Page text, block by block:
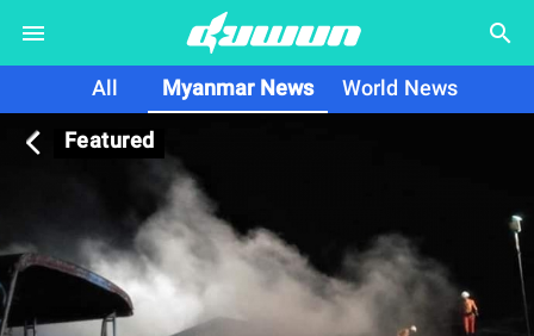
search
All Myanmar News
World News
Featured
arrow_back_ios